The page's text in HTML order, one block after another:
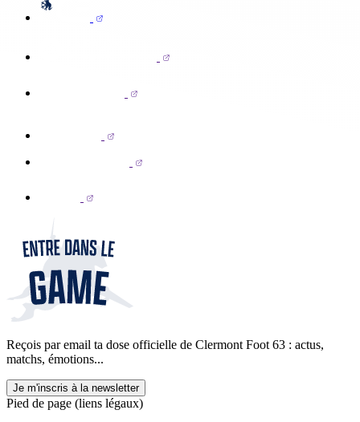
Reçois par email ta dose officielle de Clermont Foot 63 : actus,
matchs, émotions...
Je m'inscris à la newsletter
Pied de page (liens légaux)